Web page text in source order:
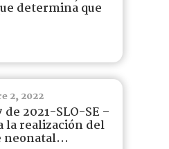
determina que
2, 2022
de 2021-SLO-SE –
la realización del
neonatal...